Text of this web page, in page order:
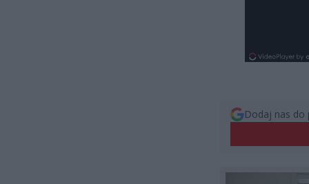
Dodaj nas do